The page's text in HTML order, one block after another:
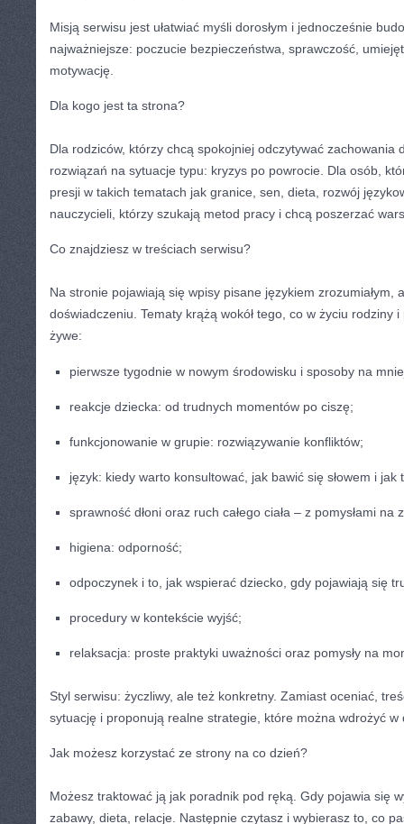
Misją serwisu jest ułatwiać myśli dorosłym i jednocześnie
najważniejsze: poczucie bezpieczeństwa, sprawczość,
motywację.
Dla kogo jest ta strona?
Dla rodziców, którzy chcą spokojniej odczytywać zachowania
rozwiązań na sytuacje typu: kryzys po powrocie. Dla osób,
presji w takich tematach jak granice, sen, dieta, rozwój
nauczycieli, którzy szukają metod pracy i chcą poszerzać
Co znajdziesz w treściach serwisu?
Na stronie pojawiają się wpisy pisane językiem zrozumiałym,
doświadczeniu. Tematy krążą wokół tego, co w życiu rodziny
żywe:
pierwsze tygodnie w nowym środowisku i sposoby na
reakcje dziecka: od trudnych momentów po ciszę;
funkcjonowanie w grupie: rozwiązywanie konfliktów;
język: kiedy warto konsultować, jak bawić się słowem i jak
sprawność dłoni oraz ruch całego ciała – z pomysłami na
higiena: odporność;
odpoczynek i to, jak wspierać dziecko, gdy pojawiają się
procedury w kontekście wyjść;
relaksacja: proste praktyki uważności oraz pomysły na
Styl serwisu: życzliwy, ale też konkretny. Zamiast oceniać,
sytuację i proponują realne strategie, które można wdrożyć w
Jak możesz korzystać ze strony na co dzień?
Możesz traktować ją jak poradnik pod ręką. Gdy pojawia się
zabawy, dieta, relacje. Następnie czytasz i wybierasz to, co